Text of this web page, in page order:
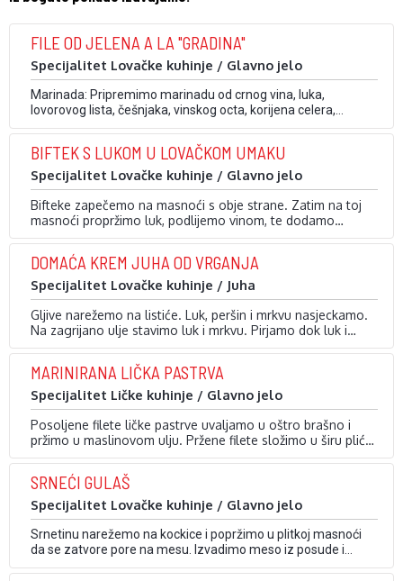
FILE OD JELENA A LA "GRADINA"
Specijalitet Lovačke kuhinje / Glavno jelo
Marinada: Pripremimo marinadu od crnog vina, luka,
lovorovog lista, češnjaka, vinskog octa, korijena celera,
ružmarina, soli i papra, Očišćeni file ostavimo u marinadi 12
sati. Način pripreme: File od jelena, špikamo šljivama.
Posolimo, popaprimo i ispečemo u pećnici. Kada je pečeno,
izrežemo na poveće komade i poslužimo na maču ili …
BIFTEK S LUKOM U LOVAČKOM UMAKU
Specijalitet Lovačke kuhinje / Glavno jelo
Bifteke zapečemo na masnoći s obje strane. Zatim na toj
masnoći propržimo luk, podlijemo vinom, te dodamo
vegetu, sol, papar i žlicu lovačkog umaka. Prelijemo umak
po biftecima i serviramo uz povrće i njoke. Dekorirano
suhim šljivama i pirjanim lukom. Kao prilog poslužimo njoke
od krumpira.
DOMAĆA KREM JUHA OD VRGANJA
Specijalitet Lovačke kuhinje / Juha
Gljive narežemo na listiće. Luk, peršin i mrkvu nasjeckamo.
Na zagrijano ulje stavimo luk i mrkvu. Pirjamo dok luk i
mrkva ne omekšaju, a zatim ih obradimo štapnim mikserom
da dobijemo kašu. Zalijemo vodom, dodamo gljive i
pustimo da prokuha. Dodamo začine i vrhnje za kuhanje.
Na kraju dodamo vino …
MARINIRANA LIČKA PASTRVA
Specijalitet Ličke kuhinje / Glavno jelo
Posoljene filete ličke pastrve uvaljamo u oštro brašno i
pržimo u maslinovom ulju. Pržene filete složimo u širu pliću
posudu i prelijemo s prethodno pripremljenom marinadom.
Marinirane filete poslužimo hladne, na podlozi od zelenog
lisnatog povrća, nakon minimalno 5 sati mariniranja.
Za marinadu mrkvu, luk, češnjak, papar u zrnu i …
SRNEĆI GULAŠ
Specijalitet Lovačke kuhinje / Glavno jelo
Srnetinu narežemo na kockice i popržimo u plitkoj masnoći
da se zatvore pore na mesu. Izvadimo meso iz posude i
odložimo ih na toplo mjesto. Na istoj masnoći popirjamo luk,